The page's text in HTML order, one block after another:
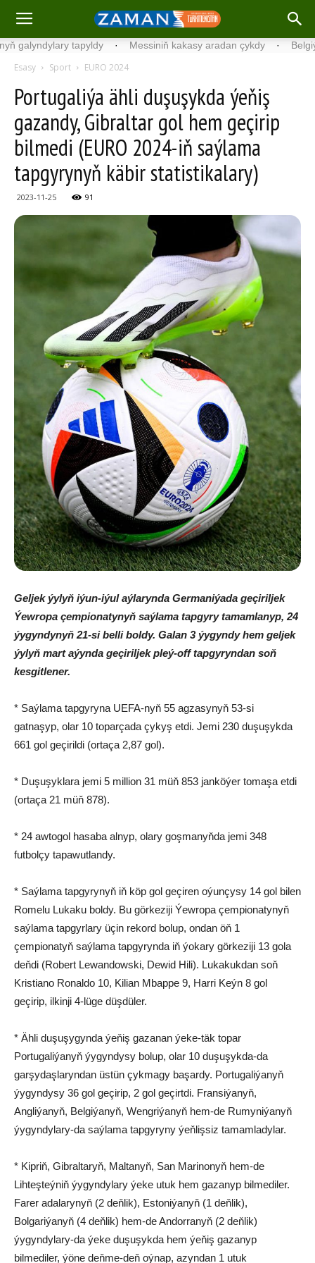
tapyldy · Messiniň kakasy aradan çykdy · Belgiýada
Esasy Sport EURO 2024
Portugaliýa ähli duşuşykda ýeňiş
gazandy, Gibraltar gol hem geçirip
bilmedi (EURO 2024-iň saýlama
tapgyrynyň käbir statistikalary)
2023-11-25 91
Geljek ýylyň iýun-iýul aýlarynda Germaniýada geçiriljek
Ýewropa çempionatynyň saýlama tapgyry tamamlanyp, 24
ýygyndynyň 21-si belli boldy. Galan 3 ýygyndy hem geljek
ýylyň mart aýynda geçiriljek pleý-off tapgyryndan soň
kesgitlener.
* Saýlama tapgyryna UEFA-nyň 55 agzasynyň 53-si
gatnaşyp, olar 10 toparçada çykyş etdi. Jemi 230 duşuşykda
661 gol geçirildi (ortaça 2,87 gol).
* Duşuşyklara jemi 5 million 31 müň 853 janköýer tomaşa etdi
(ortaça 21 müň 878).
* 24 awtogol hasaba alnyp, olary goşmanyňda jemi 348
futbolçy tapawutlandy.
* Saýlama tapgyrynyň iň köp gol geçiren oýunçysy 14 gol bilen
Romelu Lukaku boldy. Bu görkeziji Ýewropa çempionatynyň
saýlama tapgyrlary üçin rekord bolup, ondan öň 1
çempionatyň saýlama tapgyrynda iň ýokary görkeziji 13 gola
deňdi (Robert Lewandowski, Dewid Hili). Lukakukdan soň
Kristiano Ronaldo 10, Kilian Mbappe 9, Harri Keýn 8 gol
geçirip, ilkinji 4-lüge düşdüler.
* Ähli duşuşygynda ýeňiş gazanan ýeke-täk topar
Portugaliýanyň ýygyndysy bolup, olar 10 duşuşykda-da
garşydaşlaryndan üstün çykmagy başardy. Portugaliýanyň
ýygyndysy 36 gol geçirip, 2 gol geçirtdi. Fransiýanyň,
Angliýanyň, Belgiýanyň, Wengriýanyň hem-de Rumyniýanyň
ýygyndylary-da saýlama tapgyryny ýeňlişsiz tamamladylar.
* Kipriň, Gibraltaryň, Maltanyň, San Marinonyň hem-de
Lihteşteýniň ýygyndylary ýeke utuk hem gazanyp bilmediler.
Farer adalarynyň (2 deňlik), Estoniýanyň (1 deňlik),
Bolgariýanyň (4 deňlik) hem-de Andorranyň (2 deňlik)
ýygyndylary-da ýeke duşuşykda hem ýeňiş gazanyp
bilmediler, ýöne deňme-deň oýnap, azyndan 1 utuk